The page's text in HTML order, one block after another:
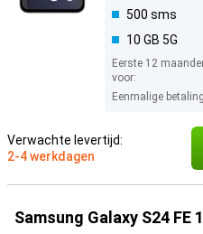
500 sms
10 GB 5G
Eerste 12
voor:
Eenmalige
Verwachte levertijd:
2-4 werkdagen
Samsung Galaxy S24 FE